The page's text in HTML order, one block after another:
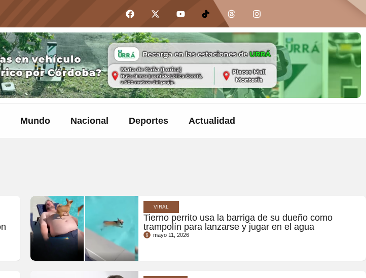
Mundo Nacional Deportes Actualidad
VIRAL
Tierno perrito usa la barriga de su dueño como
trampolín para lanzarse y jugar en el agua
mayo 11, 2026